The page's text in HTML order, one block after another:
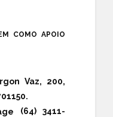
COMO APOIO
Vaz, 200,
(64) 3411-